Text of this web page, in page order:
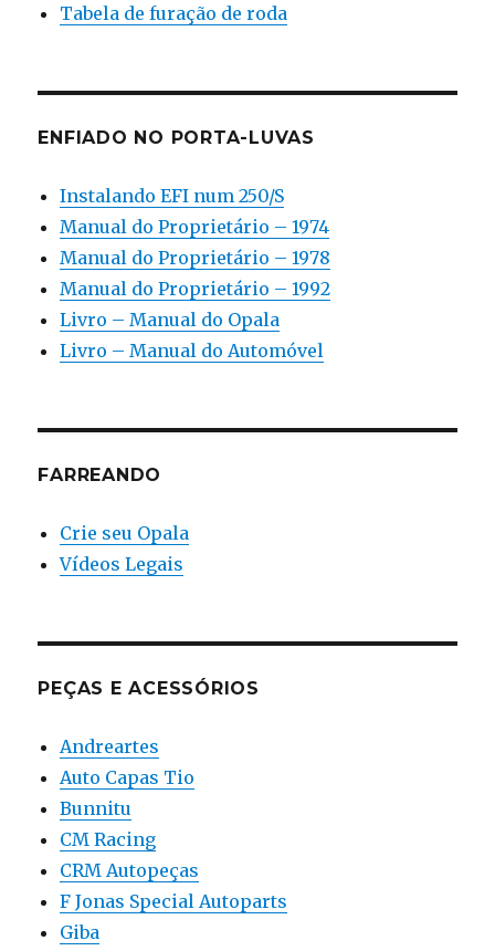
Tabela de furação de roda
ENFIADO NO PORTA-LUVAS
Instalando EFI num 250/S
Manual do Proprietário – 1974
Manual do Proprietário – 1978
Manual do Proprietário – 1992
Livro – Manual do Opala
Livro – Manual do Automóvel
FARREANDO
Crie seu Opala
Vídeos Legais
PEÇAS E ACESSÓRIOS
Andreartes
Auto Capas Tio
Bunnitu
CM Racing
CRM Autopeças
F Jonas Special Autoparts
Giba